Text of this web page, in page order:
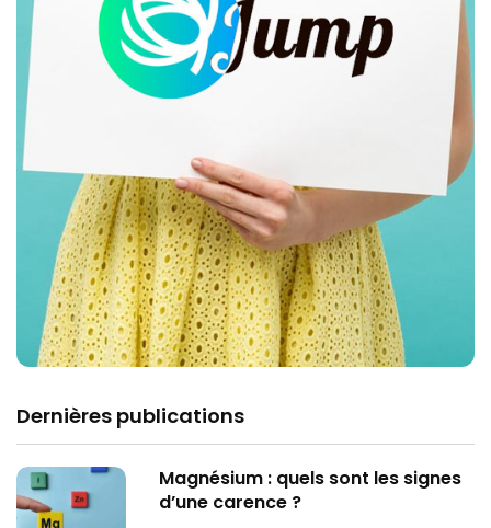
Dernières publications
Magnésium : quels sont les signes
d’une carence ?